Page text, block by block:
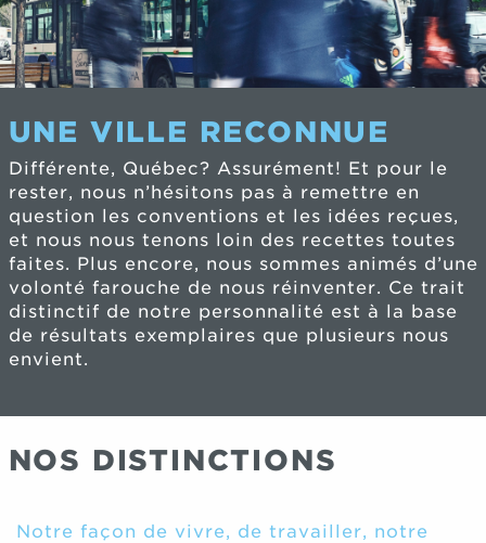
UNE VILLE RECONNUE
Différente, Québec? Assurément! Et pour le
rester, nous n’hésitons pas à remettre en
question les conventions et les idées reçues,
et nous nous tenons loin des recettes toutes
faites. Plus encore, nous sommes animés d’une
volonté farouche de nous réinventer. Ce trait
distinctif de notre personnalité est à la base
de résultats exemplaires que plusieurs nous
envient.
NOS DISTINCTIONS
Notre façon de vivre, de travailler, notre